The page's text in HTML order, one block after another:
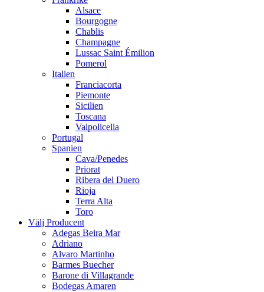
Alsace
Bourgogne
Chablis
Champagne
Lussac Saint Émilion
Pomerol
Italien
Franciacorta
Piemonte
Sicilien
Toscana
Valpolicella
Portugal
Spanien
Cava/Penedes
Priorat
Ribera del Duero
Rioja
Terra Alta
Toro
Välj Producent
Adegas Beira Mar
Adriano
Alvaro Martinho
Barmes Buecher
Barone di Villagrande
Bodegas Amaren